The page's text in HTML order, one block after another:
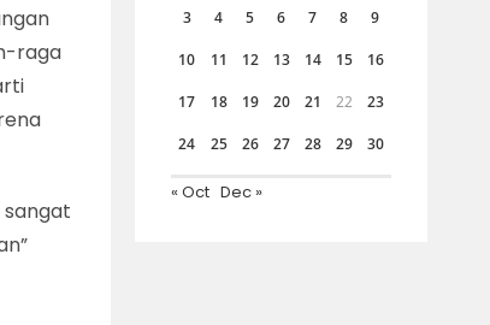
raga
sangat
3 4 5 6 7 8 9
10 11 12 13 14 15 16
17 18 19 20 21 22 23
24 25 26 27 28 29 30
« Oct Dec »